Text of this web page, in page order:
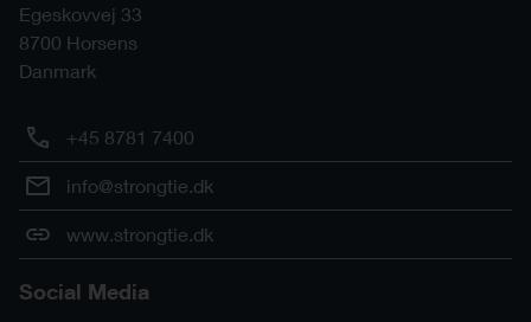
Egeskovvej 33
8700 Horsens
Danmark
+45 8781 7400
info@strongtie.dk
www.strongtie.dk
Social Media